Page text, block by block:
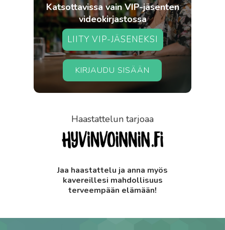
Katsottavissa vain VIP-jäsenten
videokirjastossa
KIRJAUDU SISÄÄN
LIITY VIP-JÄSENEKSI
Haastattelun tarjoaa
Jaa haastattelu ja anna myös
kavereillesi mahdollisuus
terveempään elämään!